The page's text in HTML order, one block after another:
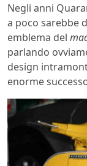
Negli anni
a poco sarebbe
emblema del
parlando
design
enorme